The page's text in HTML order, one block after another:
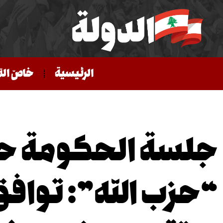
الرئيسية خاصّ
جلسة الحكومة
“حزب الله”: